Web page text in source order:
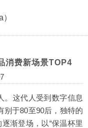
消费新场景TOP4
。这代人受到数字信息
别于80至90后，独特的
渐登场，以“保温杯里